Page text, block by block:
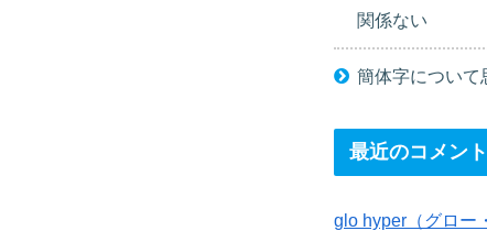
関係ない
簡体字について
最近のコメント
glo hyper（グロー